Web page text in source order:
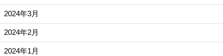
2024年3月
2024年2月
2024年1月